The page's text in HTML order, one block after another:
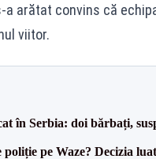
arătat convins că
viitor.
în Serbia: doi bărbați,
poliție pe Waze? Decizia